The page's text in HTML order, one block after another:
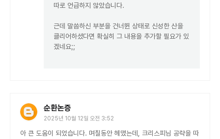
따로 언급하지 않았습니다.
근데 말씀하신 부분을 건너뛴 상태로 신성한 산을
클리어하셨다면 확실히 그 내용을 추가할 필요가 있
겠네요;;
순환논증
2025년 10월 12일 오전 3:52
아 큰 도움이 되었습니다. 며칠동안 헤맸는데, 크리스피님 공략을 따